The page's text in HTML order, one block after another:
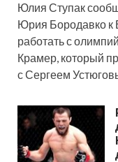
Юлия Ступак
Юрия Бородавко к
работать с
Крамер, который
с Сергеем